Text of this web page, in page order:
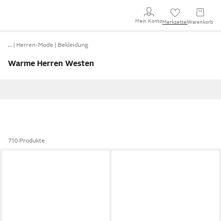
Mein KontoMerkzettel Warenkorb
… Herren-Mode Bekleidung
Warme Herren Westen
710 Produkte